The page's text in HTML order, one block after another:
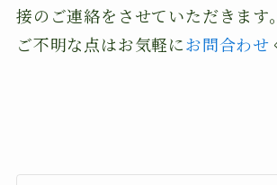
接のご連絡をさせていただきます。
ご不明な点はお気軽にお問合わせ